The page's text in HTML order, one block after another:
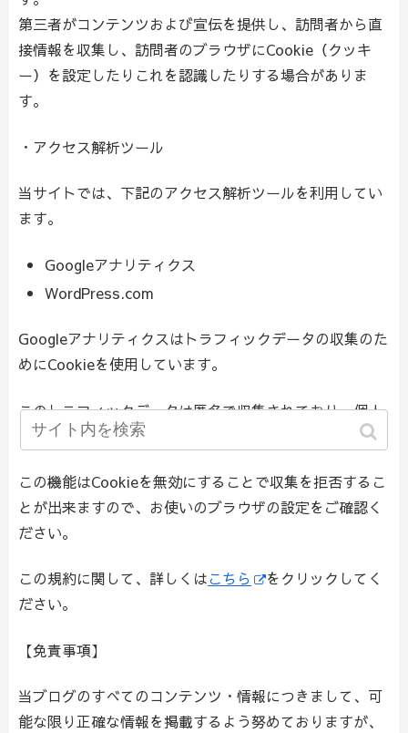
第三者がコンテンツおよび宣伝を提供し、訪問者から直
接情報を収集し、訪問者のブラウザにCookie（クッキ
ー）を設定したりこれを認識したりする場合がありま
す。
・アクセス解析ツール
当サイトでは、下記のアクセス解析ツールを利用してい
ます。
Googleアナリティクス
WordPress.com
Googleアナリティクスはトラフィックデータの収集のた
めにCookieを使用しています。
このトラフィックデータは匿名で収集されており、個人
を特定するものではありません。
この機能はCookieを無効にすることで収集を拒否するこ
とが出来ますので、お使いのブラウザの設定をご確認く
ださい。
この規約に関して、詳しくはこちら
をクリックしてく
ださい。
【免責事項】
当ブログのすべてのコンテンツ・情報につきまして、可
能な限り正確な情報を掲載するよう努めておりますが、